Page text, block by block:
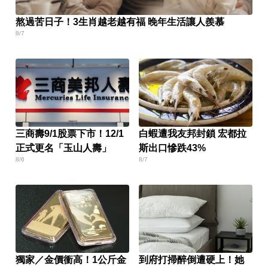
熬過苦日子！3生肖越老越有福 晚年生活讓人羨慕
8/7
三商壽9/1股票下市！12/1
正式更名「玉山人壽」
8/6
白蝦遭我友邦封鎖 宏都拉
斯出口慘跌43%
8/7
獨家／金價衝高！1公斤金
到府打掃醉倒遭硬上！她